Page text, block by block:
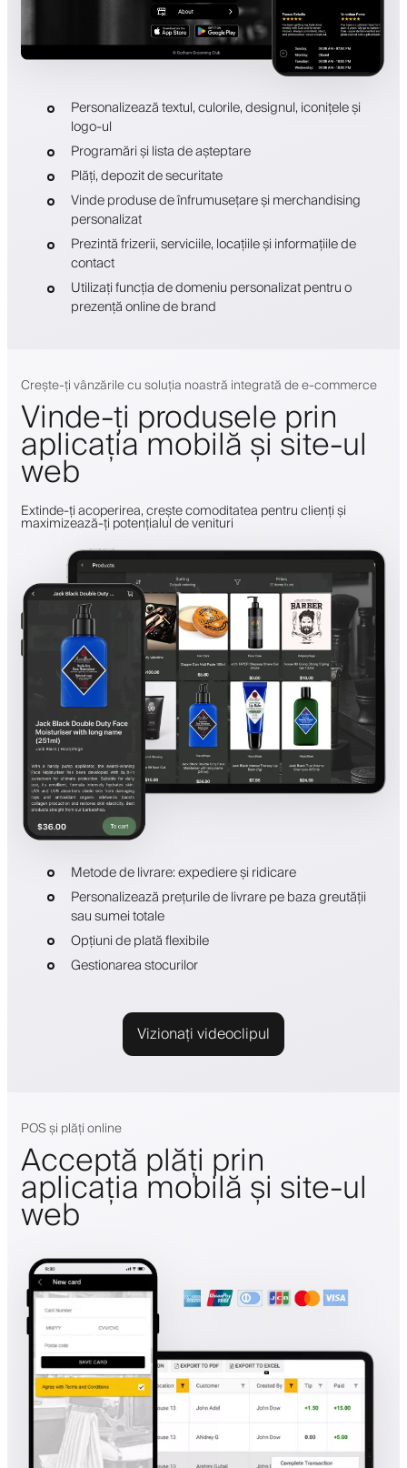
Personalizează textul, culorile, designul, iconițele și
logo-ul
Programări și lista de așteptare
Plăți, depozit de securitate
Vinde produse de înfrumusețare și merchandising
personalizat
Prezintă frizerii, serviciile, locațiile și informațiile de
contact
Utilizați funcția de domeniu personalizat pentru o
prezență online de brand
Crește-ți vânzările cu soluția noastră integrată de e-commerce
Vinde-ți produsele prin
aplicația mobilă și site-ul
web
Extinde-ți acoperirea, crește comoditatea pentru clienți și
maximizează-ți potențialul de venituri
Metode de livrare: expediere și ridicare
Personalizează prețurile de livrare pe baza greutății
sau sumei totale
Opțiuni de plată flexibile
Gestionarea stocurilor
Vizionați videoclipul
POS și plăți online
Acceptă plăți prin
aplicația mobilă și site-ul
web